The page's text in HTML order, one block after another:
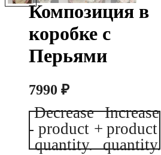
Композиция в
коробке с
Перьями
7990 ₽
-
Decrease
product
quantity.
Количество
товара
Композиция
в
+
Increase
product
quantity.